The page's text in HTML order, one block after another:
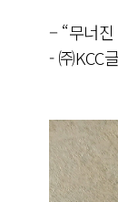
– “무너
- ㈜KCC